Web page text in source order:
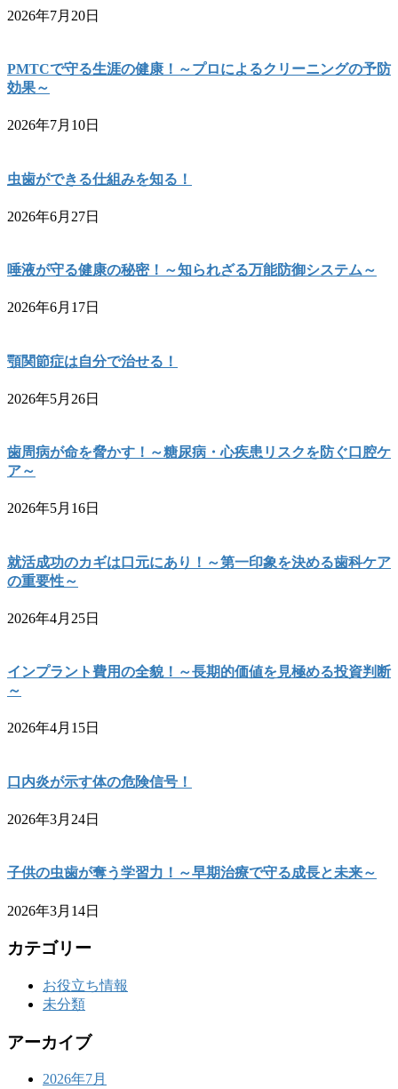
2026年7月20日
PMTCで守る生涯の健康！～プロによるクリーニングの予防
効果～
2026年7月10日
虫歯ができる仕組みを知る！
2026年6月27日
唾液が守る健康の秘密！～知られざる万能防御システム～
2026年6月17日
顎関節症は自分で治せる！
2026年5月26日
歯周病が命を脅かす！～糖尿病・心疾患リスクを防ぐ口腔ケ
ア～
2026年5月16日
就活成功のカギは口元にあり！～第一印象を決める歯科ケア
の重要性～
2026年4月25日
インプラント費用の全貌！～長期的価値を見極める投資判断
～
2026年4月15日
口内炎が示す体の危険信号！
2026年3月24日
子供の虫歯が奪う学習力！～早期治療で守る成長と未来～
2026年3月14日
カテゴリー
お役立ち情報
未分類
アーカイブ
2026年7月